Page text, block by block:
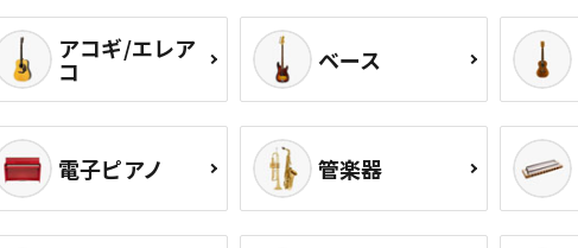
アコギ/エレア
コ ベース
電子ピアノ 管楽器